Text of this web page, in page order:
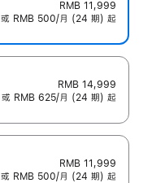
RMB 11,999
或 RMB 500/月 (24 期) 起
RMB 14,999
或 RMB 625/月 (24 期) 起
RMB 11,999
或 RMB 500/月 (24 期) 起